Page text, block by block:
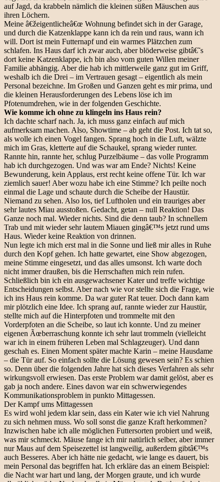
auf Jagd, da krabbeln nämlich die kleinen süßen Mäuschen aus
ihren Löchern.
Meine â€žeigentlicheâ€œ Wohnung befindet sich in der Garage,
und durch die Katzenklappe kann ich da rein und raus, wann ich
will. Dort ist mein Futternapf und ein warmes Plätzchen zum
schlafen. Ins Haus darf ich zwar auch, aber blöderweise gibtâ€˜s
dort keine Katzenklappe, ich bin also vom guten Willen meiner
Familie abhängig. Aber die hab ich mittlerweile ganz gut im Griff,
weshalb ich die Drei – im Vertrauen gesagt – eigentlich als mein
Personal bezeichne. Im Großen und Ganzen geht es mir prima, und
die kleinen Herausforderungen des Lebens löse ich im
Pfotenumdrehen, wie in der folgenden Geschichte.
Wie komme ich ohne zu klingeln ins Haus rein?
Ich dachte scharf nach. Ja, ich muss ganz einfach auf mich
aufmerksam machen. Also, Showtime – ab geht die Post. Ich tat so,
als wolle ich einen Vogel fangen. Sprang hoch in die Luft, wälzte
mich im Gras, kletterte auf die Schaukel, sprang wieder runter.
Rannte hin, rannte her, schlug Purzelbäume – das volle Programm
hab ich durchgezogen. Und was war am Ende? Nichts! Keine
Bewunderung, kein Applaus, erst recht keine offene Tür. Ich war
ziemlich sauer! Aber wozu habe ich eine Stimme? Ich peilte noch
einmal die Lage und schaute durch die Scheibe der Haustür.
Niemand zu sehen. Also los, tief Luftholen und ein trauriges aber
sehr lautes Miau ausstoßen. Gedacht, getan – null Reaktion! Das
Ganze noch mal. Wieder nichts. Sind die denn taub? In schnellem
Trab und mit wieder sehr lautem Miauen gingâ€™s jetzt rund ums
Haus. Wieder keine Reaktion von drinnen.
Nun legte ich mich erst mal in die Sonne und ließ mir alles in Ruhe
durch den Kopf gehen. Ich hatte gewartet, eine Show abgezogen,
meine Stimme eingesetzt, und das alles umsonst. Ich warte doch
nicht immer draußen, bis die Herrschaften mich rein rufen.
Schließlich bin ich ein ausgewachsener Kater und treffe wichtige
Entscheidungen selbst. Aber nach wie vor stellte sich die Frage, wie
ich ins Haus rein komme. Da war guter Rat teuer. Doch dann kam
mir plötzlich eine Idee. Ich sprang auf, rannte wieder zur Haustür,
stellte mich auf die Hinterpfoten und trommelte mit den
Vorderpfoten an die Scheibe, so laut ich konnte. Und zu meiner
eigenen Ãœberraschung konnte ich sehr laut trommeln (vielleicht
war ich in einem früheren Leben mal Schlagzeuger). Und dann
geschah es. Einen Moment später machte Karin – meine Hausdame
– die Tür auf. So einfach sollte die Lösung gewesen sein? Es schien
so. Denn über die folgenden Jahre hat sich dieses Verfahren als sehr
wirkungsvoll erwiesen. Das erste Problem war damit gelöst, aber es
gab ja noch andere. Eines davon war ein schwerwiegendes
Kommunikationsproblem in punkto Mittagessen.
Der Kampf ums Mittagessen
Es wird wohl jedem klar sein, dass ein Kater wie ich viel Nahrung
zu sich nehmen muss. Wo soll sonst die ganze Kraft herkommen?
Inzwischen habe ich alle möglichen Futtersorten probiert und weiß,
was mir schmeckt. Mäuse fange ich mir natürlich selber, aber immer
nur Maus auf dem Speisezettel ist langweilig, außerdem gibtâ€™s
auch Besseres. Aber ich hätte nie gedacht, wie lange es dauert, bis
mein Personal das begriffen hat. Ich erkläre das an einem Beispiel:
die Nacht war hart und lang, der Morgen graute, und ich wurde